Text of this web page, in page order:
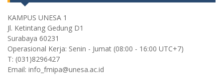
KAMPUS UNESA 1
Jl. Ketintang Gedung D1
Surabaya 60231
Operasional Kerja: Senin - Jumat (08:00 - 16:00 UTC+7)
T: (031)8296427
Email: info_fmipa@unesa.ac.id